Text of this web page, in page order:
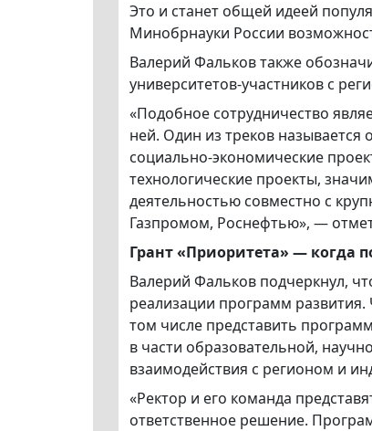
Это и станет общей идеей
Минобрнауки России
Валерий Фальков также
университетов-участников с
«Подобное сотрудничество
ней. Один из треков называется
социально-экономические
технологические проекты,
деятельностью совместно с
Газпромом, Роснефтью», —
Грант «Приоритета» — когда
Валерий Фальков подчеркнул,
реализации программ
том числе представить
в части образовательной,
взаимодействия с регионом и
«Ректор и его команда
ответственное решение.